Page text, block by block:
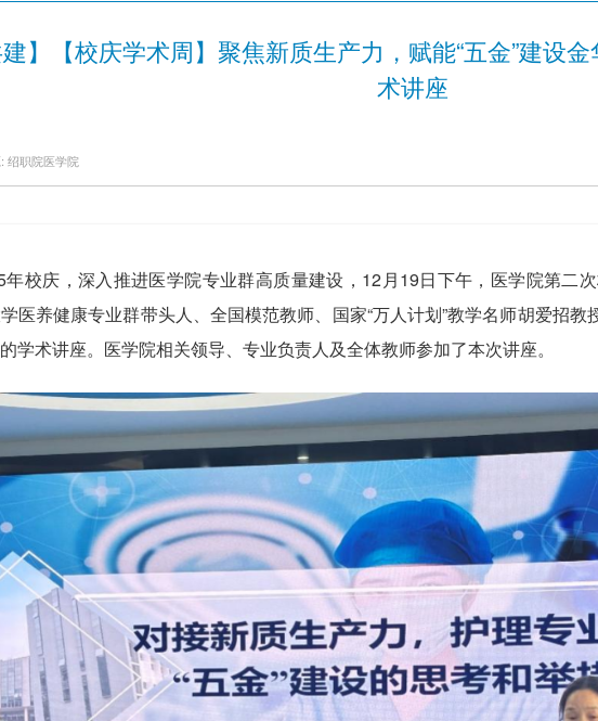
建】【校庆学术周】聚焦新质生产力，赋能“五金”建设
术讲座
绍职院医学院
年校庆，深入推进医学院专业群高质量建设，12月19日下午，医学院第二
医养健康专业群带头人、全国模范教师、国家“万人计划”教学名师胡爱招
学术讲座。医学院相关领导、专业负责人及全体教师参加了本次讲座。